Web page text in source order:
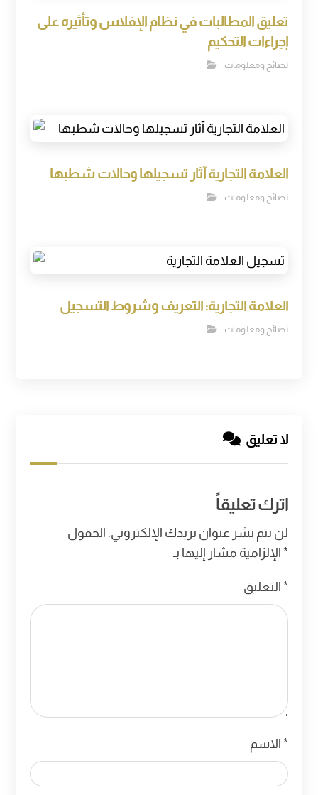
تعليق المطالبات في نظام الإفلاس وتأثيره على
إجراءات التحكيم
نصائح ومعلومات
العلامة التجارية آثار تسجيلها وحالات شطبها
نصائح ومعلومات
العلامة التجارية: التعريف وشروط التسجيل
نصائح ومعلومات
لا تعليق
اترك تعليقاً
لن يتم نشر عنوان بريدك الإلكتروني. الحقول
*
*
*